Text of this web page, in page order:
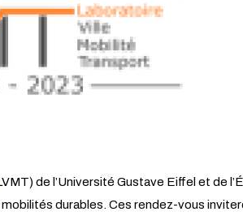
de l’Université Gustave Eiffel et de
durables. Ces rendez-vous